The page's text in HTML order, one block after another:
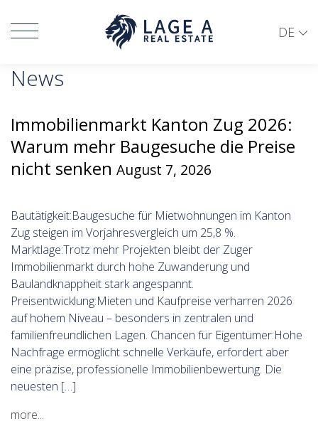
DE
News
Immobilienmarkt Kanton Zug 2026:
Warum mehr Baugesuche die Preise
nicht senken August 7, 2026
Bautätigkeit:Baugesuche für Mietwohnungen im Kanton
Zug steigen im Vorjahresvergleich um 25,8 %.
Marktlage:Trotz mehr Projekten bleibt der Zuger
Immobilienmarkt durch hohe Zuwanderung und
Baulandknappheit stark angespannt.
Preisentwicklung:Mieten und Kaufpreise verharren 2026
auf hohem Niveau – besonders in zentralen und
familienfreundlichen Lagen. Chancen für Eigentümer:Hohe
Nachfrage ermöglicht schnelle Verkäufe, erfordert aber
eine präzise, professionelle Immobilienbewertung. Die
neuesten […]
more...